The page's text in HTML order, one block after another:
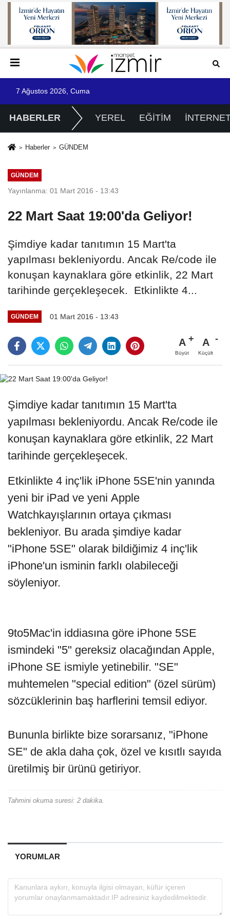
7 Ağustos 2026, Cuma
HABERLER YEREL EĞİTİM
Haberler GÜNDEM
GÜNDEM
Yayınlanma: 01 Mart 2016 - 13:43
22 Mart Saat 19:00'da Geliyor!
Şimdiye kadar tanıtımın 15 Mart'ta
yapılması bekleniyordu. Ancak Re/code ile
konuşan kaynaklara göre etkinlik, 22 Mart
tarihinde gerçekleşecek. Etkinlikte 4...
GÜNDEM 01 Mart 2016 - 13:43
A
Büyüt
A
Küçült
Şimdiye kadar tanıtımın 15 Mart'ta
yapılması bekleniyordu. Ancak Re/code ile
konuşan kaynaklara göre etkinlik, 22 Mart
tarihinde gerçekleşecek.
Etkinlikte 4 inç'lik iPhone 5SE'nin yanında
yeni bir iPad ve yeni Apple
Watchkayışlarının ortaya çıkması
bekleniyor. Bu arada şimdiye kadar
"iPhone 5SE" olarak bildiğimiz 4 inç'lik
iPhone'un isminin farklı olabileceği
söyleniyor.
9to5Mac'in iddiasına göre iPhone 5SE
ismindeki "5" gereksiz olacağından Apple,
iPhone SE ismiyle yetinebilir. "SE"
muhtemelen "special edition" (özel sürüm)
sözcüklerinin baş harflerini temsil ediyor.
Bununla birlikte bize sorarsanız, "iPhone
SE" de akla daha çok, özel ve kısıtlı sayıda
üretilmiş bir ürünü getiriyor.
Tahmini okuma suresi: 2 dakika.
YORUMLAR